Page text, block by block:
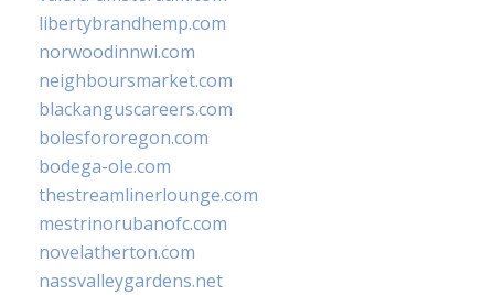
libertybrandhemp.com
norwoodinnwi.com
neighboursmarket.com
blackanguscareers.com
bolesfororegon.com
bodega-ole.com
thestreamlinerlounge.com
mestrinorubanofc.com
novelatherton.com
nassvalleygardens.net